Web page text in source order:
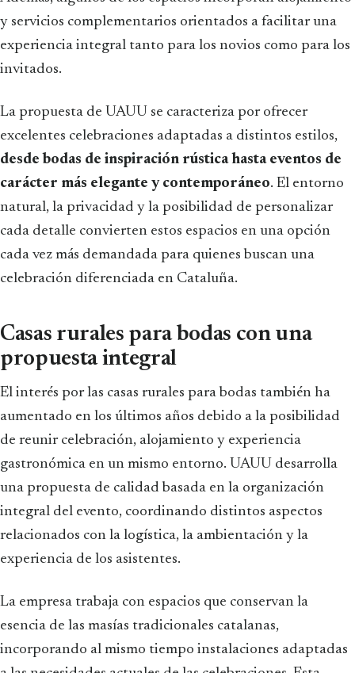
y servicios complementarios orientados a facilitar una
experiencia integral tanto para los novios como para los
invitados.
La propuesta de UAUU se caracteriza por ofrecer
excelentes celebraciones adaptadas a distintos estilos,
desde bodas de inspiración rústica hasta eventos de
carácter más elegante y contemporáneo. El entorno
natural, la privacidad y la posibilidad de personalizar
cada detalle convierten estos espacios en una opción
cada vez más demandada para quienes buscan una
celebración diferenciada en Cataluña.
Casas rurales para bodas con una
propuesta integral
El interés por las casas rurales para bodas también ha
aumentado en los últimos años debido a la posibilidad
de reunir celebración, alojamiento y experiencia
gastronómica en un mismo entorno. UAUU desarrolla
una propuesta de calidad basada en la organización
integral del evento, coordinando distintos aspectos
relacionados con la logística, la ambientación y la
experiencia de los asistentes.
La empresa trabaja con espacios que conservan la
esencia de las masías tradicionales catalanas,
incorporando al mismo tiempo instalaciones adaptadas